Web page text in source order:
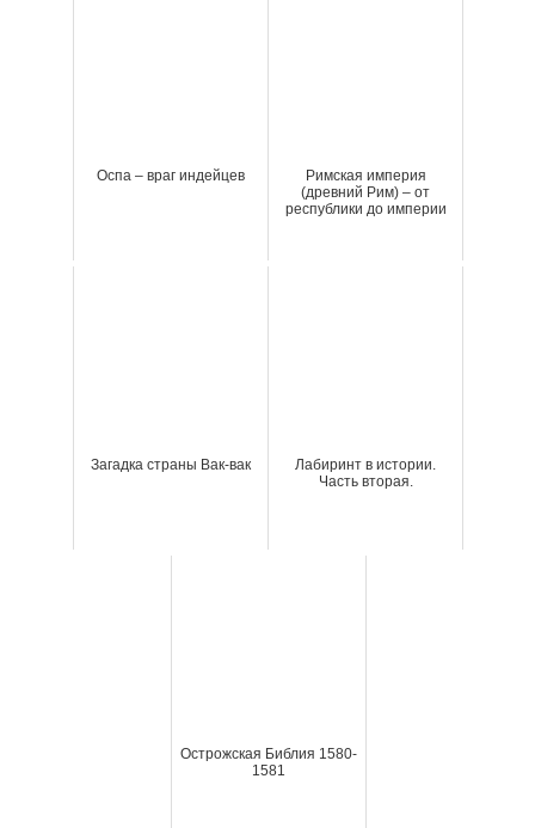
Оспа – враг индейцев
Римская империя
(древний Рим) – от
республики до империи
Загадка страны Вак-вак
Лабиринт в истории.
Часть вторая.
Острожская Библия 1580-
1581